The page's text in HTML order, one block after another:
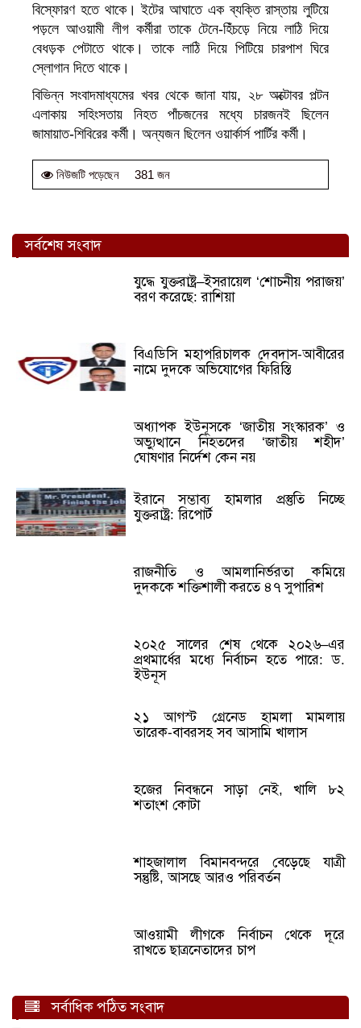
বিস্ফোরণ হতে থাকে। ইটের আঘাতে এক ব্যক্তি রাস্তায় লুটিয়ে
পড়লে আওয়ামী লীগ কর্মীরা তাকে টেনে-হিঁচড়ে নিয়ে লাঠি দিয়ে
বেধড়ক পেটাতে থাকে। তাকে লাঠি দিয়ে পিটিয়ে চারপাশ ঘিরে
স্লোগান দিতে থাকে।
বিভিন্ন সংবাদমাধ্যমের খবর থেকে জানা যায়, ২৮ অক্টোবর পল্টন
এলাকায় সহিংসতায় নিহত পাঁচজনের মধ্যে চারজনই ছিলেন
জামায়াত-শিবিরের কর্মী। অন্যজন ছিলেন ওয়ার্কার্স পার্টির কর্মী।
নিউজটি পড়েছেন 381 জন
সর্বশেষ সংবাদ
যুদ্ধে যুক্তরাষ্ট্র–ইসরায়েল ‘শোচনীয় পরাজয়’
বরণ করেছে: রাশিয়া
বিএডিসি মহাপরিচালক দেবদাস-আবীরের
নামে দুদকে অভিযোগের ফিরিস্তি
অধ্যাপক ইউনূসকে ‘জাতীয় সংস্কারক’ ও
অভ্যুত্থানে নিহতদের ‘জাতীয় শহীদ’
ঘোষণার নির্দেশ কেন নয়
ইরানে সম্ভাব্য হামলার প্রস্তুতি নিচ্ছে
যুক্তরাষ্ট্র: রিপোর্ট
রাজনীতি ও আমলানির্ভরতা কমিয়ে
দুদককে শক্তিশালী করতে ৪৭ সুপারিশ
২০২৫ সালের শেষ থেকে ২০২৬–এর
প্রথমার্ধের মধ্যে নির্বাচন হতে পারে: ড.
ইউনূস
২১ আগস্ট গ্রেনেড হামলা মামলায়
তারেক-বাবরসহ সব আসামি খালাস
হজের নিবন্ধনে সাড়া নেই, খালি ৮২
শতাংশ কোটা
শাহজালাল বিমানবন্দরে বেড়েছে যাত্রী
সন্তুষ্টি, আসছে আরও পরিবর্তন
আওয়ামী লীগকে নির্বাচন থেকে দূরে
রাখতে ছাত্রনেতাদের চাপ
সর্বাধিক পঠিত সংবাদ